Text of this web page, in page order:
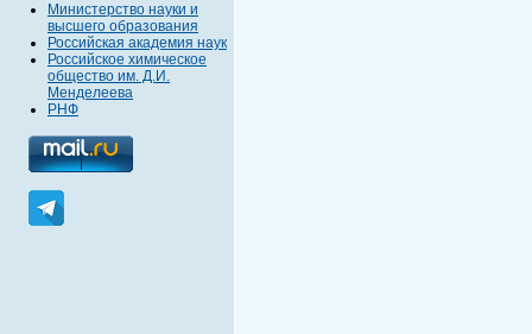
Министерство науки и
высшего образования
Российская академия наук
Российское химическое
общество им. Д.И.
Менделеева
РНФ